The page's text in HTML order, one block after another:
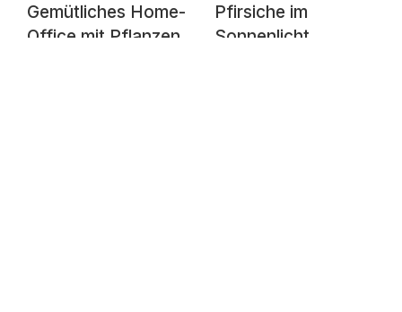
Gemütliches Home-
Office mit Pflanzen
Pfirsiche im
Sonnenlicht